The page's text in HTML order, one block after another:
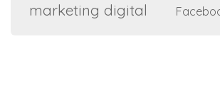
marketing digital